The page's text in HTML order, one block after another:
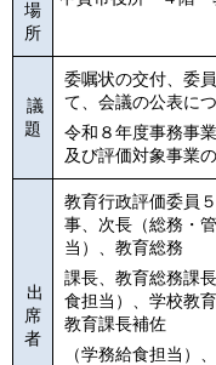
場
所
議
題
委嘱状の交付、 委
て、 会議の公表につ
令和８年度事務事
及び評価対象事業
出
席
者
教育行政評価委員
事、次長（総務・
当）、教育総務
課長、教育総務課
食担当）、 学校教
教育課長補佐
（学務給食担当）